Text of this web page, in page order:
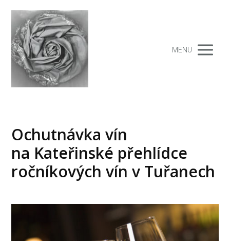
MENU
Ochutnávka vín
na Kateřinské přehlídce
ročníkových vín v Tuřanech